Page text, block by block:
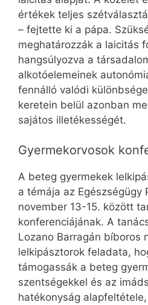
értékek teljes
– fejtette ki a pápa.
meghatározzák a laicitás
hangsúlyozva a
alkotóelemeinek
fennálló valódi
keretein belül azonban
sajátos illetékességét.
Gyermekorvosok
A beteg gyermekek
a témája az Egészségügy
november 13-15. között
konferenciájának. A
Lozano Barragán bíboros
lelkipásztorok feladata,
támogassák a beteg
szentségekkel és az
hatékonyság